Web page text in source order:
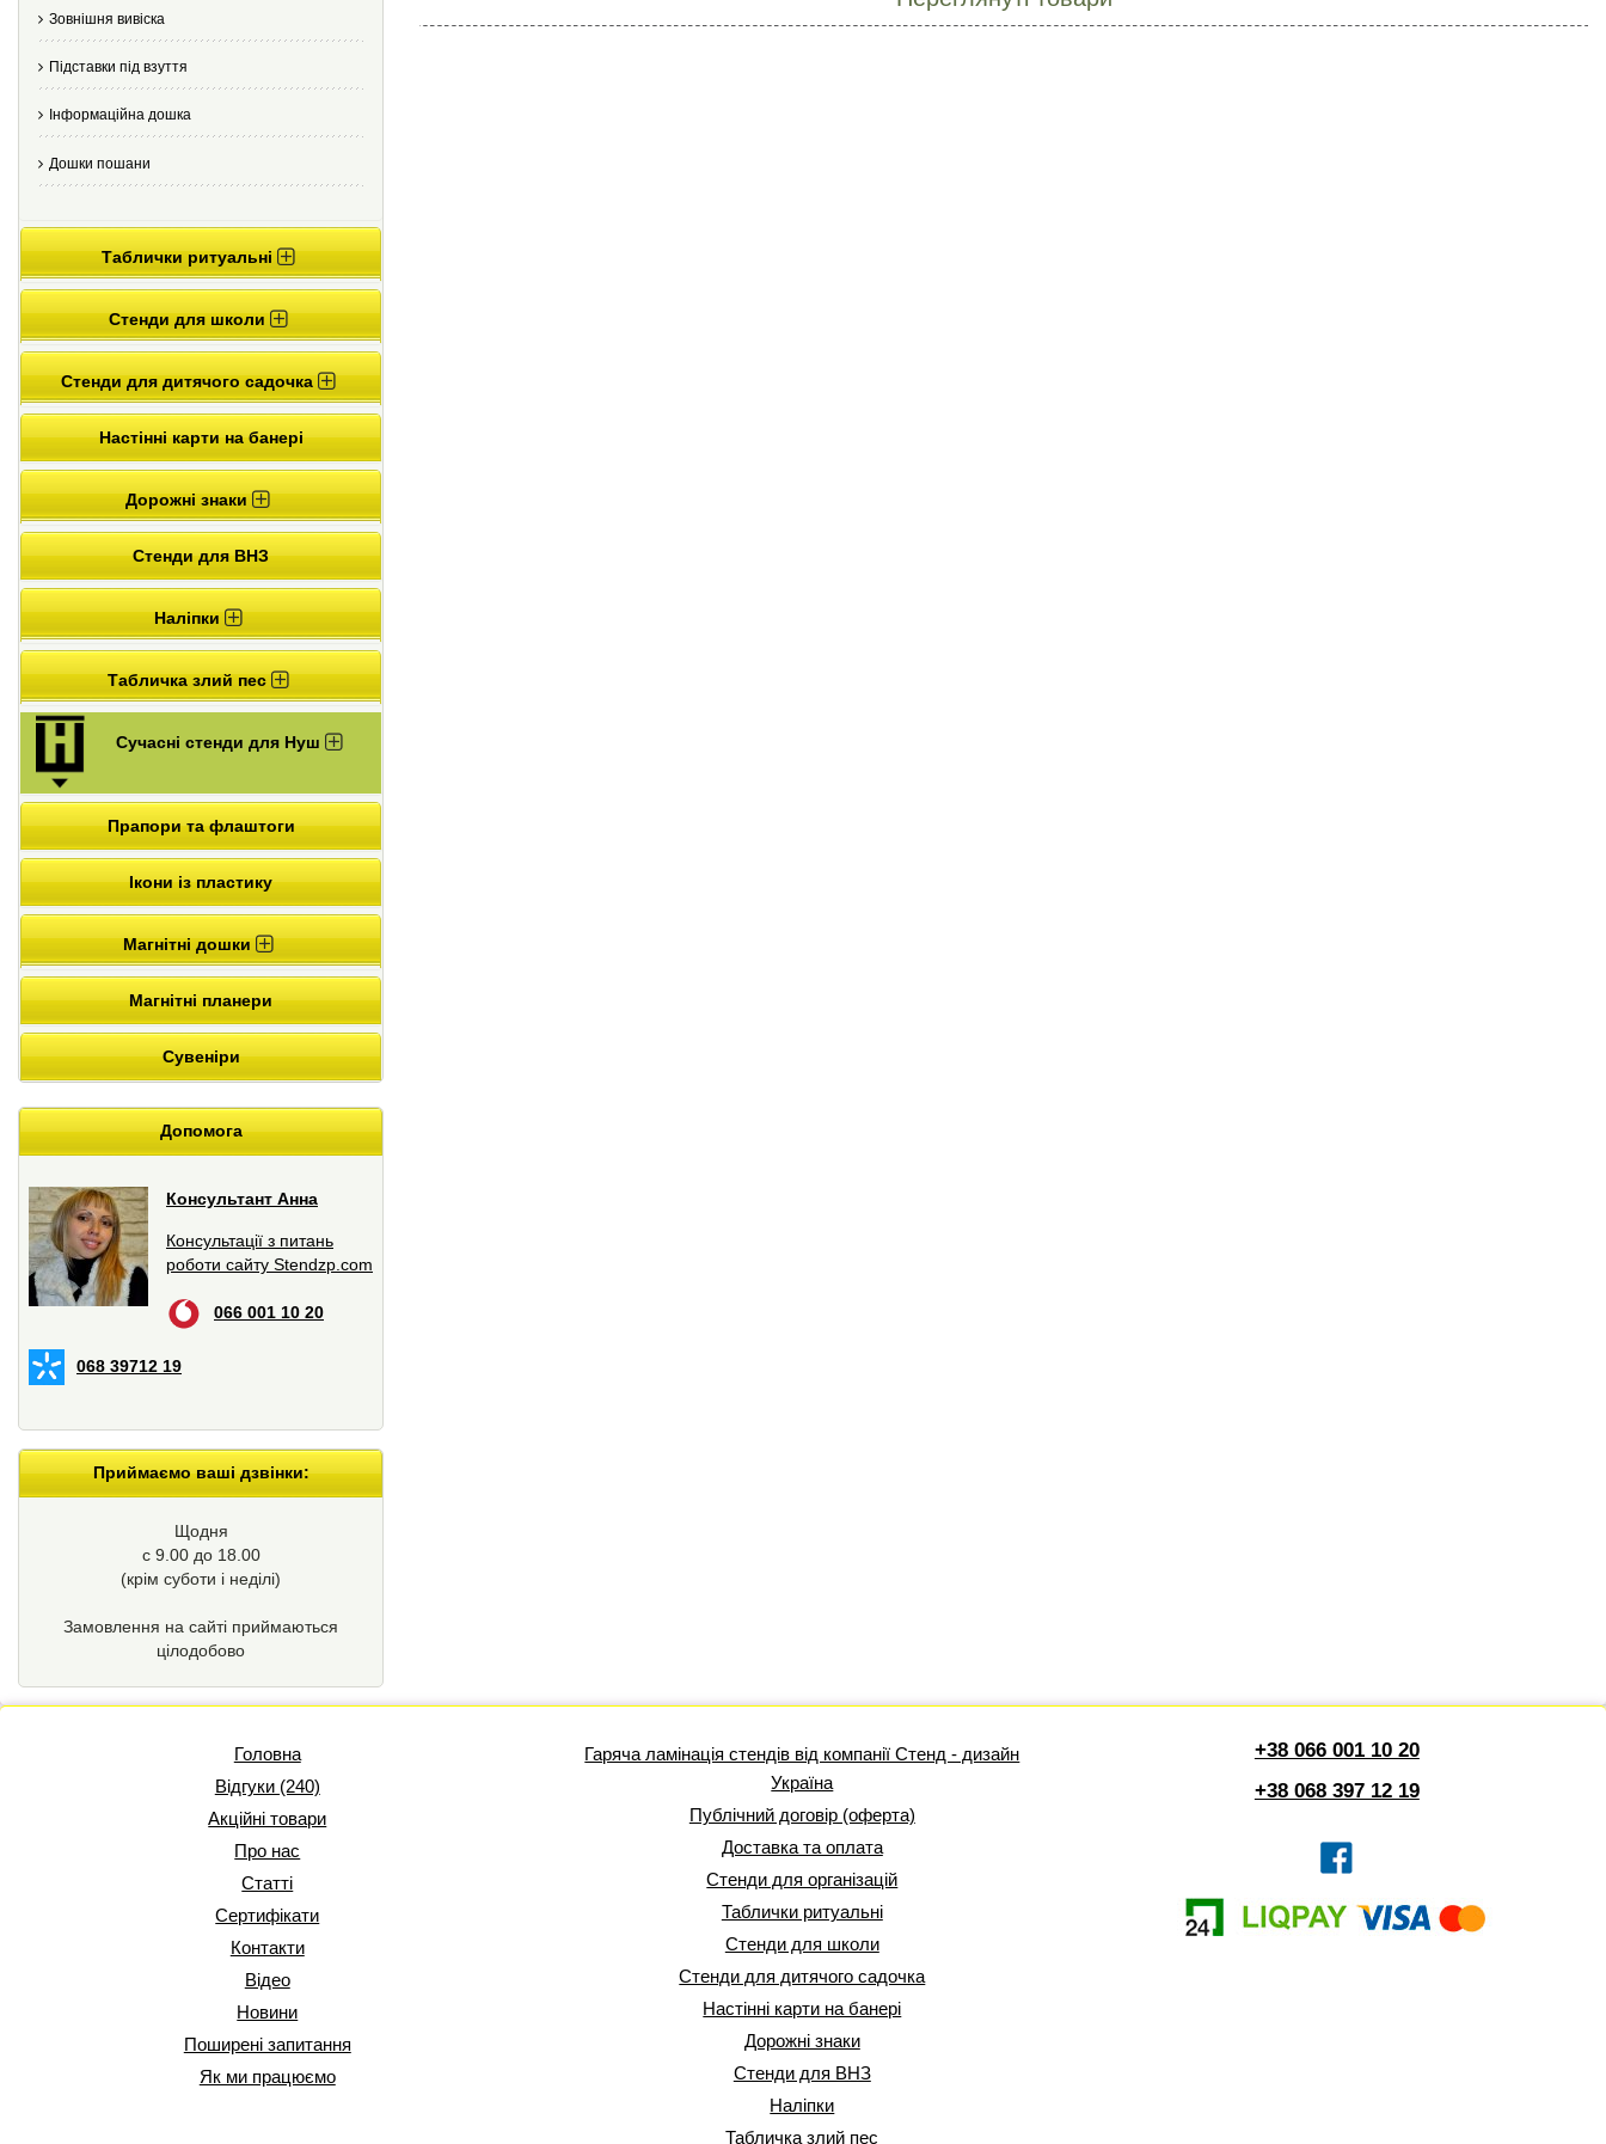
Зовнішня вивіска
Підставки під взуття
Інформаційна дошка
Дошки пошани
Таблички ритуальні
Стенди для школи
Стенди для дитячого садочка
Настінні карти на банері
Дорожні знаки
Стенди для ВНЗ
Наліпки
Табличка злий пес
Сучасні стенди для Нуш
Прапори та флаштоги
Ікони із пластику
Магнітні дошки
Магнітні планери
Сувеніри
Допомога
Консультант Анна
Консультації з питань
роботи сайту Stendzp.com
066 001 10 20
068 39712 19
Приймаємо ваші дзвінки:
Щодня
с 9.00 до 18.00
(крім суботи і неділі)
Замовлення на сайті приймаються
цілодобово
Головна
Відгуки (240)
Акційні товари
Про нас
Статті
Сертифікати
Контакти
Відео
Новини
Поширені запитання
Як ми працюємо
Гаряча ламінація стендів від компанії Стенд - дизайн
Україна
Публічний договір (оферта)
Доставка та оплата
Стенди для організацій
Таблички ритуальні
Стенди для школи
Стенди для дитячого садочка
Настінні карти на банері
Дорожні знаки
Стенди для ВНЗ
Наліпки
Табличка злий пес
+38 066 001 10 20
+38 068 397 12 19